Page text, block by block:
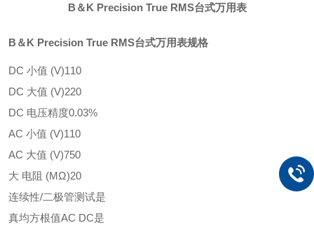
B＆K Precision True RMS台式万用表
B＆K Precision True RMS台式万用表规格
DC 小值 (V)110
DC 大值 (V)220
DC 电压精度0.03%
AC 小值 (V)110
AC 大值 (V)750
大 电阻 (MΩ)20
连续性/二极管测试是
真均方根值AC DC是